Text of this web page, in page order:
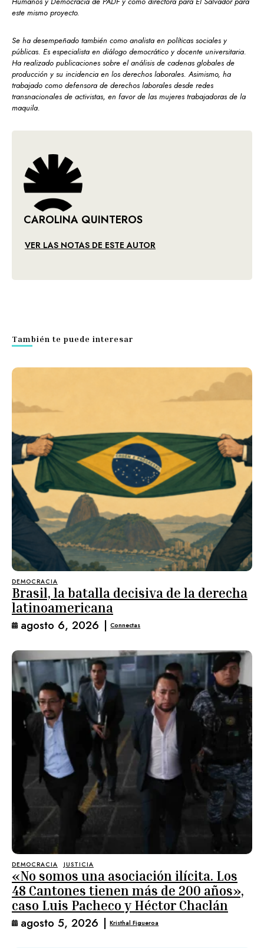
este mismo proyecto.
Se ha desempeñado también como analista en políticas sociales y
públicas. Es especialista en diálogo democrático y docente universitaria.
Ha realizado publicaciones sobre el análisis de cadenas globales de
producción y su incidencia en los derechos laborales. Asimismo, ha
trabajado como defensora de derechos laborales desde redes
transnacionales de activistas, en favor de las mujeres trabajadoras de la
maquila.
CAROLINA QUINTEROS
VER LAS NOTAS DE ESTE AUTOR
También te puede interesar
DEMOCRACIA
Brasil, la batalla decisiva de la derecha
latinoamericana
agosto 6, 2026 | Connectas
DEMOCRACIA JUSTICIA
«No somos una asociación ilícita. Los
48 Cantones tienen más de 200 años»,
caso Luis Pacheco y Héctor Chaclán
agosto 5, 2026 | Kristhal Figueroa